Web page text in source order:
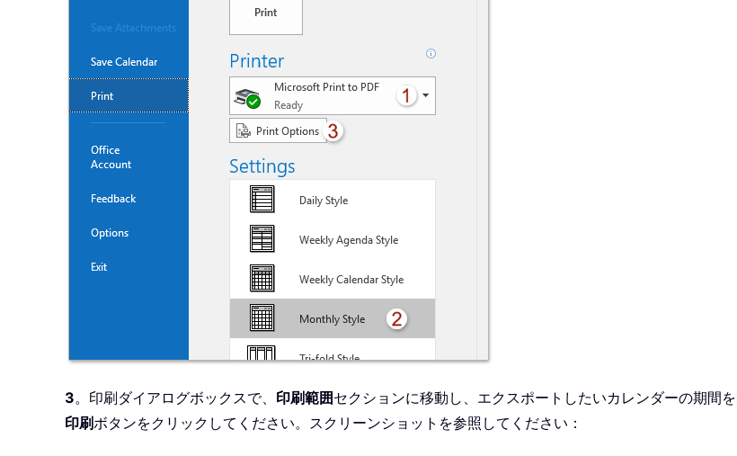
3。印刷ダイアログボックスで、 印刷範囲セクションに移動し、エクスポートしたいカレンダーの期間を
印刷ボタンをクリックしてください。スクリーンショットを参照してください：